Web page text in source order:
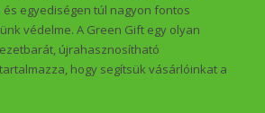
és egyediségen túl nagyon fontos
védelme. A Green Gift egy olyan
újrahasznosítható
hogy segítsük vásárlóinkat a